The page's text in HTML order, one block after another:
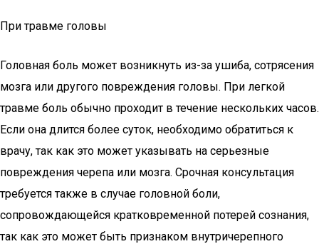
При травме головы
Головная боль может возникнуть из-за ушиба, сотрясения
мозга или другого повреждения головы. При легкой
травме боль обычно проходит в течение нескольких часов.
Если она длится более суток, необходимо обратиться к
врачу, так как это может указывать на серьезные
повреждения черепа или мозга. Срочная консультация
требуется также в случае головной боли,
сопровождающейся кратковременной потерей сознания,
так как это может быть признаком внутричерепного